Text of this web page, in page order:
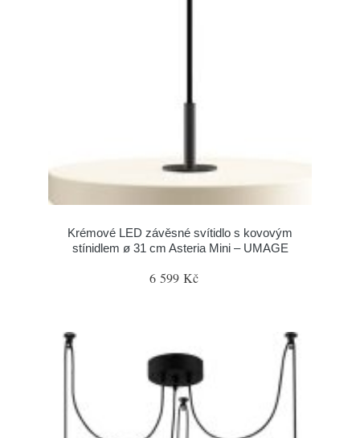
Krémové LED závěsné svítidlo s kovovým
stínidlem ø 31 cm Asteria Mini – UMAGE
6 599 Kč